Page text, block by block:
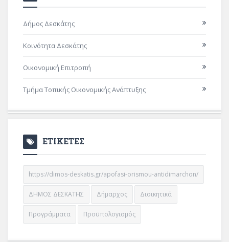
Δήμος Δεσκάτης
Κοινότητα Δεσκάτης
Οικονομική Επιτροπή
Τμήμα Τοπικής Οικονομικής Ανάπτυξης
ΕΤΙΚΕΤΕΣ
https://dimos-deskatis.gr/apofasi-orismou-antidimarchon/
ΔΗΜΟΣ ΔΕΣΚΑΤΗΣ Δήμαρχος Διοικητικά
Προγράμματα Προϋπολογισμός